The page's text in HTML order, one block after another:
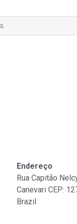
Endereço
Rua Capitão
Canevari CEP:
Brazil